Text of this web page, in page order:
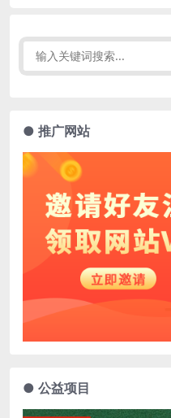
● 推广网站
● 公益项目